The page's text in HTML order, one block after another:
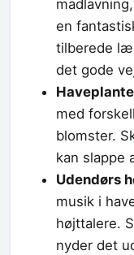
en
tilberede
det gode
med
blomster.
kan slappe
Udendørs
musik i
højttalere.
nyder det